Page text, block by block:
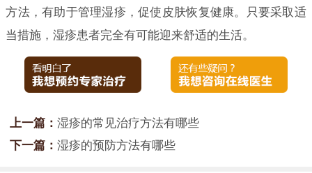
方法，有助于管理湿疹，促使皮肤恢复健康。只要采取适
当措施，湿疹患者完全有可能迎来舒适的生活。
上一篇： 湿疹的常见治疗方法有哪些
下一篇： 湿疹的预防方法有哪些